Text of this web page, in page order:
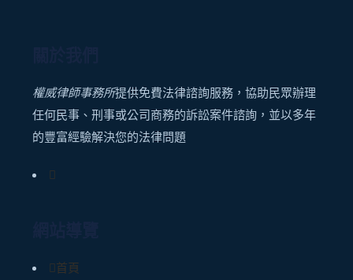
權威律師事務所提供免費法律諮詢服務，協助民眾辦理
任何民事、刑事或公司商務的訴訟案件諮詢，並以多年
的豐富經驗解決您的法律問題
首頁